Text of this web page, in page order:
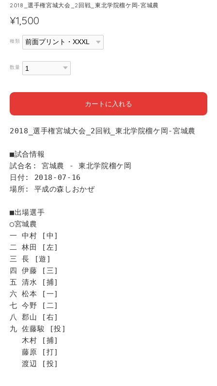
2018_選手権宮城大会_2回戦_東北学院榴ケ岡-宮城農
¥1,500
種類
数量
カートに入れる
2018_選手権宮城大会_2回戦_東北学院榴ケ岡-宮城農
■試合情報
試合名: 宮城農 - 東北学院榴ケ岡
日付: 2018-07-16
場所: 平成の森しおかぜ
■出場選手
◯宮城農
一 中村 [中]
二 林田 [左]
三 長 [遊]
四 伊藤 [三]
五 清水 [捕]
六 松本 [一]
七 今野 [二]
八 郡山 [右]
九 佐藤駿 [投]
木村 [捕]
藤原 [打]
渡辺 [投]